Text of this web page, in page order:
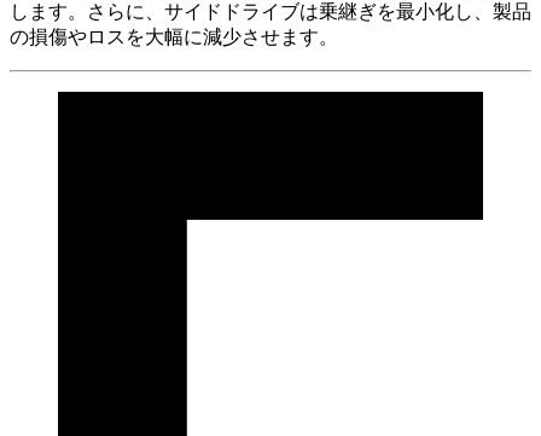
します。さらに、サイドドライブは乗継ぎを最小化し、製品
の損傷やロスを大幅に減少させます。